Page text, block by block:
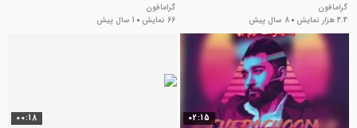
گرامافون
4.4 هزار نمایش
8 سال پیش
گرامافون
66 نمایش
1 سال پیش
02:15
00:18